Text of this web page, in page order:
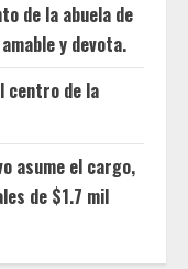
de la abuela de
y devota.
centro de la
asume el cargo,
de $1.7 mil